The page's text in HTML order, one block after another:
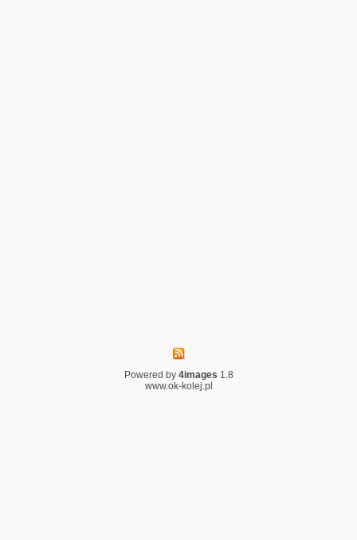
Powered by 4images 1.8
www.ok-kolej.pl